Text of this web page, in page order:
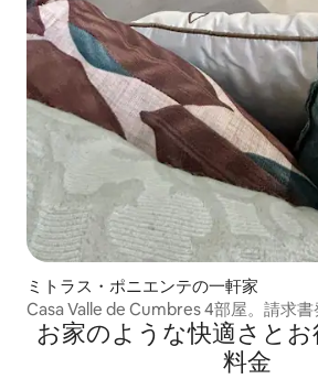
ミトラス・ポニエンテの一軒家
Casa Valle de Cumbres 4部屋。請求書
お家のような快⁠適⁠さ⁠と
料⁠金